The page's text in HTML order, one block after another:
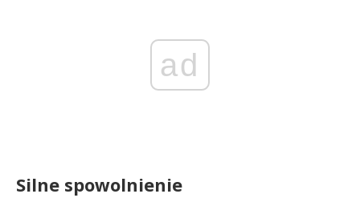
ad
Silne spowolnienie